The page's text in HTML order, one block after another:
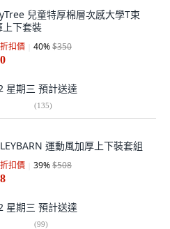
兒童特厚棉層次感大學T束
上下套裝
扣價 40%$350
星期三 預計送達
(135)
運動風加厚上下裝套組
扣價 39%$508
星期三 預計送達
(99)